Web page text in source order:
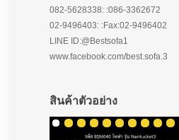
082-5628338: :086-3362672
02-9496403: :Fax:02-9496402
LINE ID:@Bestsofa1
www.facebook.com/best.sofa.3
สินค้าตัวอย่าง